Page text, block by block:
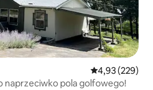
Średnia
4,93 (229)
naprzeciwko pola golfowego!